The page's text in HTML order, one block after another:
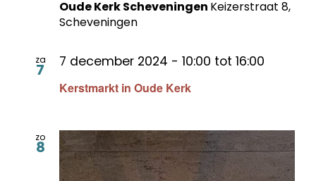
Oude Kerk Scheveningen Keizerstraat 8,
Scheveningen
za
7
Kerstmarkt in Oude Kerk
7 december 2024 - 10:00 tot 16:00
zo
8